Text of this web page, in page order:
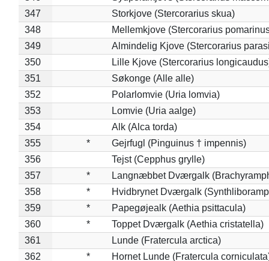
347
Storkjove (Stercorarius skua)
348
Mellemkjove (Stercorarius
349
Almindelig Kjove (Stercorarius
350
Lille Kjove (Stercorarius
351
Søkonge (Alle alle)
352
Polarlomvie (Uria lomvia)
353
Lomvie (Uria aalge)
354
Alk (Alca torda)
355
*
Gejrfugl (Pinguinus † impennis)
356
Tejst (Cepphus grylle)
357
*
Langnæbbet Dværgalk
358
*
Hvidbrynet Dværgalk
359
*
Papegøjealk (Aethia psittacula)
360
*
Toppet Dværgalk (Aethia cristatella)
361
Lunde (Fratercula arctica)
362
* Hornet Lunde (Fratercula